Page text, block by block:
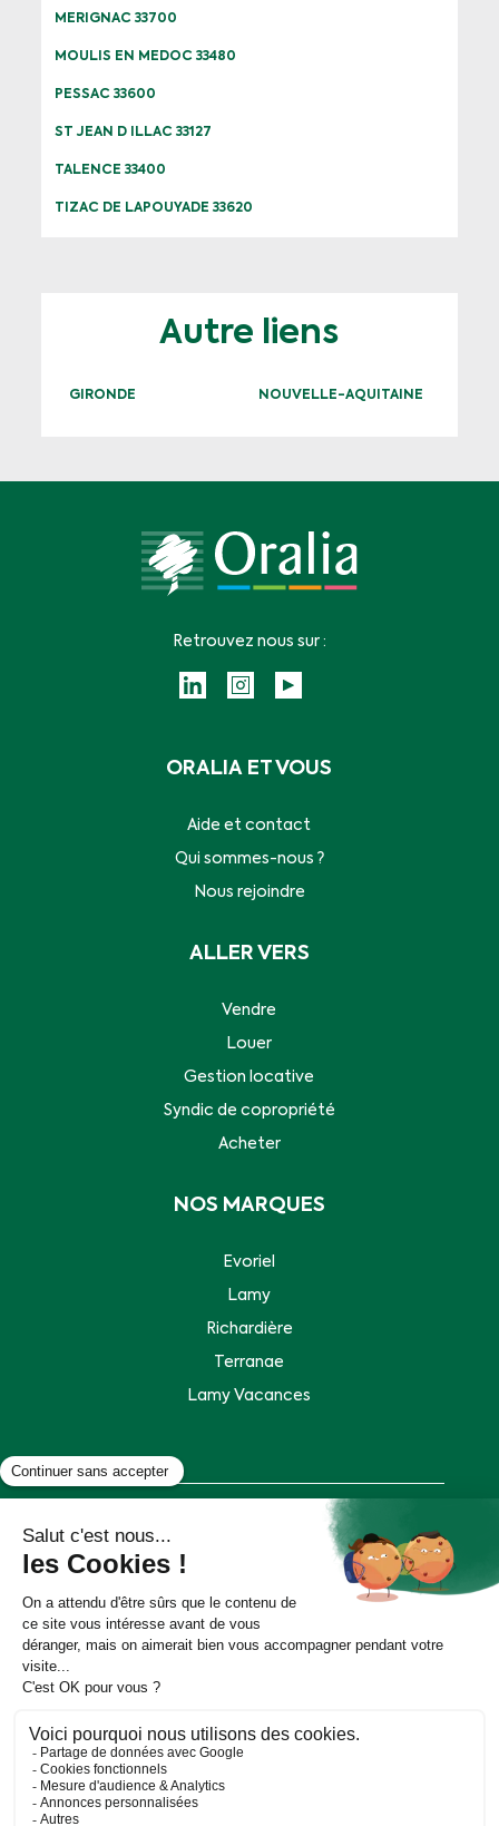
MERIGNAC 33700
MOULIS EN MEDOC 33480
PESSAC 33600
ST JEAN D ILLAC 33127
TALENCE 33400
TIZAC DE LAPOUYADE 33620
Autre liens
GIRONDE NOUVELLE-AQUITAINE
ORALIA ET VOUS
Aide et contact
Qui sommes-nous ?
Nous rejoindre
ALLER VERS
Vendre
Louer
Gestion locative
Syndic de copropriété
Acheter
NOS MARQUES
Evoriel
Lamy
Richardière
Terranae
Lamy Vacances
Retrouvez nous sur :
Mentions légales
Politique de données personnelles
Accessibilité : partiellement conforme